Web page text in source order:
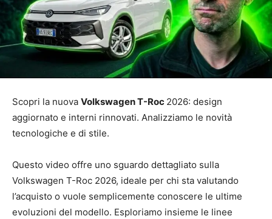
Scopri la nuova Volkswagen T-Roc 2026: design
aggiornato e interni rinnovati. Analizziamo le novità
tecnologiche e di stile.
Questo video offre uno sguardo dettagliato sulla
Volkswagen T-Roc 2026, ideale per chi sta valutando
l’acquisto o vuole semplicemente conoscere le ultime
evoluzioni del modello. Esploriamo insieme le linee